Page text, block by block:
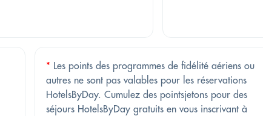
* Les points des programmes de fidélité aériens ou
autres ne sont pas valables pour les réservations
HotelsByDay. Cumulez des pointsjetons pour des
séjours HotelsByDay gratuits en vous inscrivant à